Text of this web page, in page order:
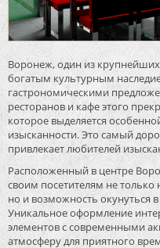
Воронеж, один из крупнейших
богатым культурным
гастрономическими
ресторанов и кафе этого
которое выделяется
изысканности. Это самый
привлекает любителей
Расположенный в центре
своим посетителям не
но и возможность окунуться
Уникальное оформление
элементов с современными
атмосферу для приятного